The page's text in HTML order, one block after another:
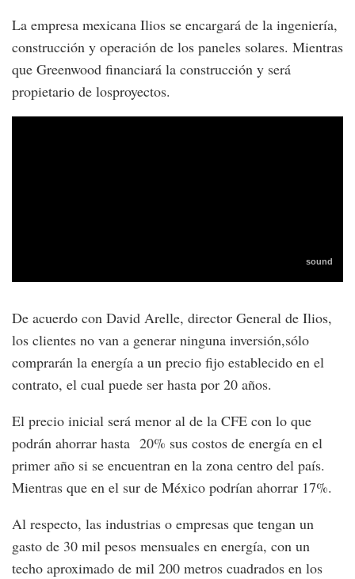
La empresa mexicana Ilios se encargará de la ingeniería,
construcción y operación de los paneles solares. Mientras
que Greenwood financiará la construcción y será
propietario de losproyectos.
De acuerdo con David Arelle, director General de Ilios,
los clientes no van a generar ninguna inversión,sólo
comprarán la energía a un precio fijo establecido en el
contrato, el cual puede ser hasta por 20 años.
El precio inicial será menor al de la CFE con lo que
podrán ahorrar hasta 20% sus costos de energía en el
primer año si se encuentran en la zona centro del país.
Mientras que en el sur de México podrían ahorrar 17%.
Al respecto, las industrias o empresas que tengan un
gasto de 30 mil pesos mensuales en energía, con un
techo aproximado de mil 200 metros cuadrados en los